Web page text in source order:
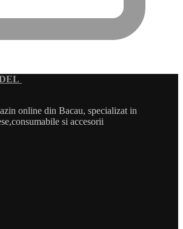
online din Bacau, specializat in
si accesorii